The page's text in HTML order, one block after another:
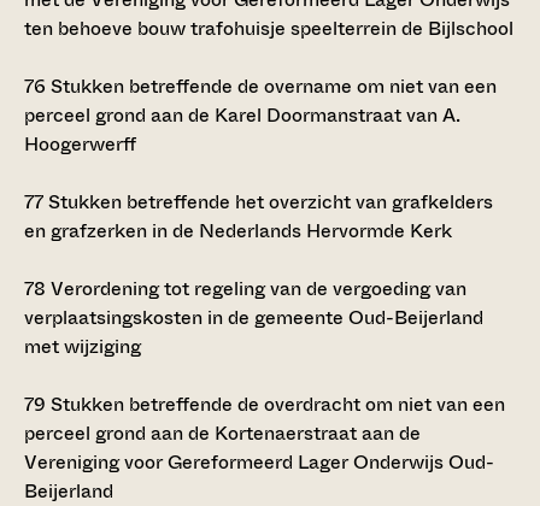
ten behoeve bouw trafohuisje speelterrein de Bijlschool
76 Stukken betreffende de overname om niet van een
perceel grond aan de Karel Doormanstraat van A.
Hoogerwerff
77Stukken betreffende het overzicht van grafkelders
en grafzerken in de Nederlands Hervormde Kerk
78 Verordening tot regeling van de vergoeding van
verplaatsingskosten in de gemeente Oud-Beijerland
met wijziging
79 Stukken betreffende de overdracht om niet van een
perceel grond aan de Kortenaerstraat aan de
Vereniging voor Gereformeerd Lager Onderwijs Oud-
Beijerland